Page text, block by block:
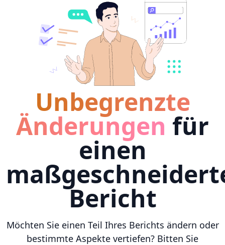
Unbegrenzte
Änderungen für
einen
Bericht
Möchten Sie einen Teil Ihres Berichts ändern oder
bestimmte Aspekte vertiefen? Bitten Sie